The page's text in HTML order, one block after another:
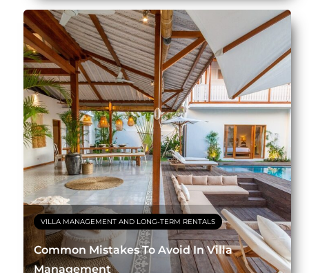
VILLA MANAGEMENT AND LONG-TERM RENTALS
Common Mistakes To Avoid In Villa
Management